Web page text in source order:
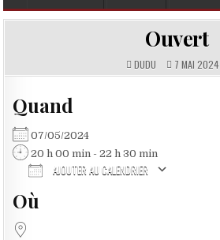
Ouvert
DUDU 7 MAI 2024
Quand
07/05/2024
20 h 00 min - 22 h 30 min
AJOUTER AU CALENDRIER
Où